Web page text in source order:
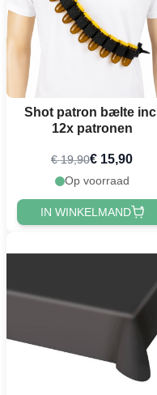
Shot patron bælte incl
12x patronen
€ 19,90€ 15,90
Op voorraad
IN WINKELMAND